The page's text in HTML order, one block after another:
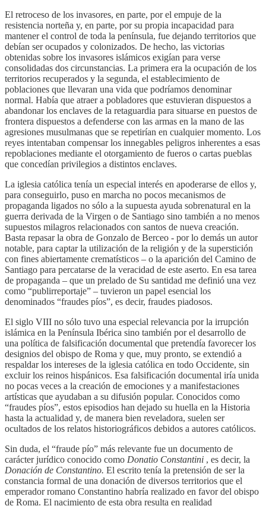
El retroceso de los invasores, en parte, por el empuje de la
resistencia norteña y, en parte, por su propia incapacidad para
mantener el control de toda la península, fue dejando territorios que
debían ser ocupados y colonizados. De hecho, las victorias
obtenidas sobre los invasores islámicos exigían para verse
consolidadas dos circunstancias. La primera era la ocupación de los
territorios recuperados y la segunda, el establecimiento de
poblaciones que llevaran una vida que podríamos denominar
normal. Había que atraer a pobladores que estuvieran dispuestos a
abandonar los enclaves de la retaguardia para situarse en puestos de
frontera dispuestos a defenderse con las armas en la mano de las
agresiones musulmanas que se repetirían en cualquier momento. Los
reyes intentaban compensar los innegables peligros inherentes a esas
repoblaciones mediante el otorgamiento de fueros o cartas pueblas
que concedían privilegios a distintos enclaves.
La iglesia católica tenía un especial interés en apoderarse de ellos y,
para conseguirlo, puso en marcha no pocos mecanismos de
propaganda ligados no sólo a la supuesta ayuda sobrenatural en la
guerra derivada de la Virgen o de Santiago sino también a no menos
supuestos milagros relacionados con santos de nueva creación.
Basta repasar la obra de Gonzalo de Berceo - por lo demás un autor
notable, para captar la utilización de la religión y de la superstición
con fines abiertamente crematísticos – o la aparición del Camino de
Santiago para percatarse de la veracidad de este aserto. En esa tarea
de propaganda – que un prelado de Su santidad me definió una vez
como “publirreportaje” – tuvieron un papel esencial los
denominados “fraudes píos”, es decir, fraudes piadosos.
El siglo VIII no sólo tuvo una especial relevancia por la irrupción
islámica en la Península Ibérica sino también por el desarrollo de
una política de falsificación documental que pretendía favorecer los
designios del obispo de Roma y que, muy pronto, se extendió a
respaldar los intereses de la iglesia católica en todo Occidente, sin
excluir los reinos hispánicos. Esa falsificación documental iría unida
no pocas veces a la creación de emociones y a manifestaciones
artísticas que ayudaban a su difusión popular. Conocidos como
“fraudes píos”, estos episodios han dejado su huella en la Historia
hasta la actualidad y, de manera bien reveladora, suelen ser
ocultados de los relatos historiográficos debidos a autores católicos.
Sin duda, el “fraude pío” más relevante fue un documento de
carácter jurídico conocido como Donatio Constantini , es decir, la
Donación de Constantino. El escrito tenía la pretensión de ser la
constancia formal de una donación de diversos territorios que el
emperador romano Constantino habría realizado en favor del obispo
de Roma. El nacimiento de esta obra resulta en realidad